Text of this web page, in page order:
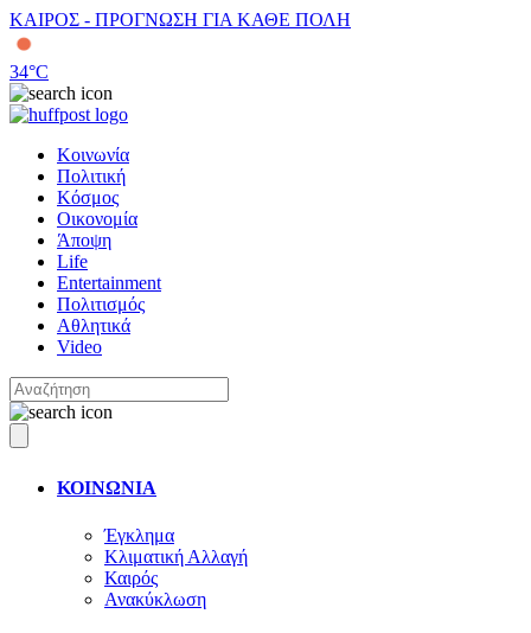
ΚΑΙΡΟΣ - ΠΡΟΓΝΩΣΗ ΓΙΑ ΚΑΘΕ ΠΟΛΗ
34°C
Κοινωνία
Πολιτική
Κόσμος
Οικονομία
Άποψη
Life
Entertainment
Πολιτισμός
Αθλητικά
Video
ΚΟΙΝΩΝΙΑ
Έγκλημα
Κλιματική Αλλαγή
Καιρός
Ανακύκλωση